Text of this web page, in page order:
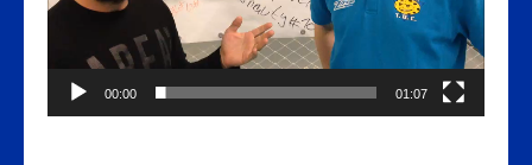
00:00 01:07